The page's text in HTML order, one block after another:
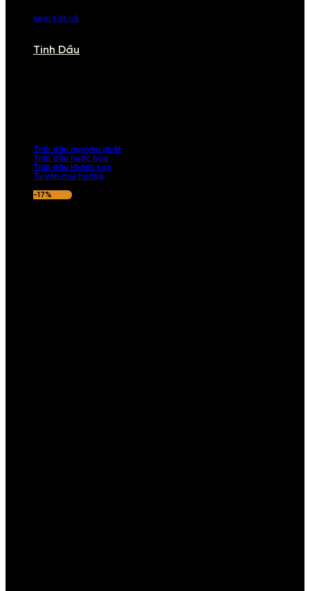
xem tất cả
Tinh Dầu
Tinh dầu nguyên chất
Tinh dầu nước hoa
Tinh dầu khách sạn
Tư vấn mùi hương
-17%